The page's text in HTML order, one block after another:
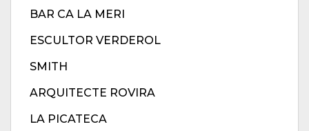
BAR CA LA MERI
ESCULTOR VERDEROL
SMITH
ARQUITECTE ROVIRA
LA PICATECA